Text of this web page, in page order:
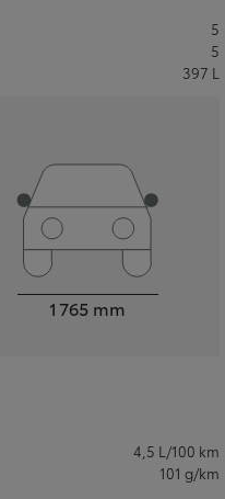
5
5
397 L
1 765 mm
4,5 L/100 km
101 g/km